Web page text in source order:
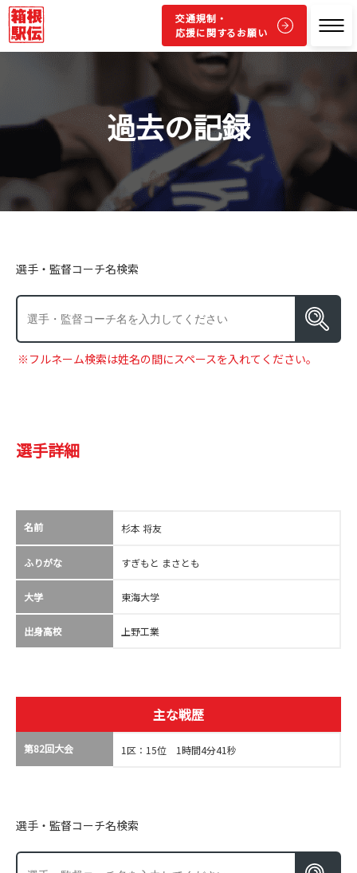
交通規制・
応援に関するお願い
過去の記録
選手・監督コーチ名検索
※フルネーム検索は姓名の間にスペースを入れてください。
選手詳細
名前 杉本 将友
ふりがな すぎもと まさとも
大学 東海大学
出身高校 上野工業
主な戦歴
第82回大会 1区：15位 1時間4分41秒
選手・監督コーチ名検索